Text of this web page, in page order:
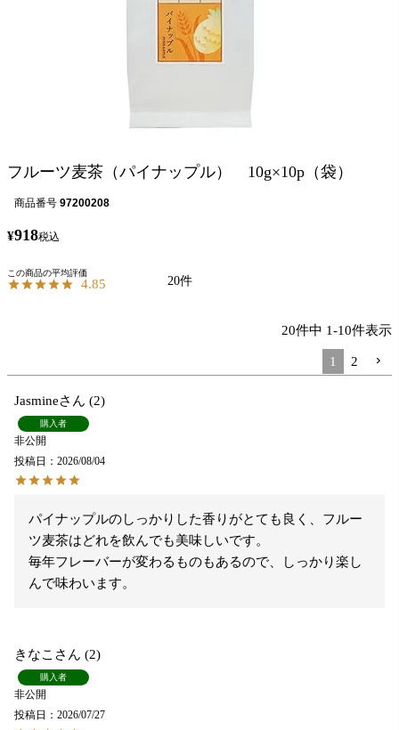
フルーツ麦茶（パイナップル） 10g×10p（袋）
商品番号 97200208
¥918税込
4.85 20
20件中 1-10件表示
1 2
Jasmine 2
購入者
非公開
投稿日
2026/08/04
パイナップルのしっかりした香りがとても良く、フルー
ツ麦茶はどれを飲んでも美味しいです。
毎年フレーバーが変わるものもあるので、しっかり楽し
んで味わいます。
きなこ 2
購入者
非公開
投稿日
2026/07/27